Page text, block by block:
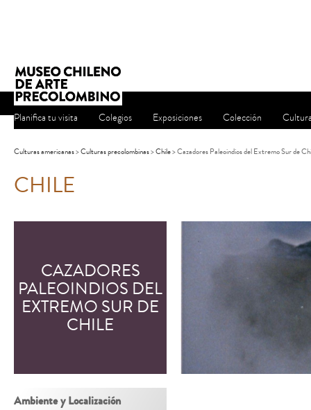
Planifica tu visita Colegios Exposiciones Colección
Culturas americanas>Culturas precolombinas>Chile> Cazadores Paleoindios del Extremo Sur de
CHILE
CAZADORES
PALEOINDIOS DEL
EXTREMO SUR DE
CHILE
Ambiente y Localización